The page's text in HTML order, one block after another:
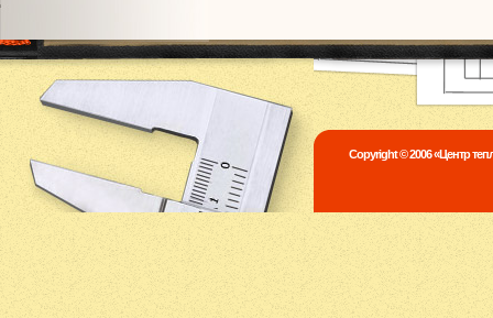
Copyright © 2006 «Центр